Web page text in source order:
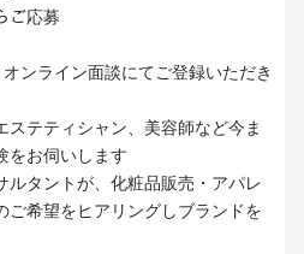
ご応募
ンライン面談にてご登録いただき
ステティシャン、美容師など今ま
をお伺いします
ルタントが、化粧品販売・アパレ
ご希望をヒアリングしブランドを